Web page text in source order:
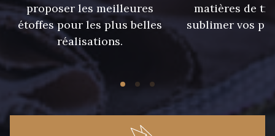
proposer les meilleures
étoffes pour les plus belles
réalisations.
matières de
sublimer vos